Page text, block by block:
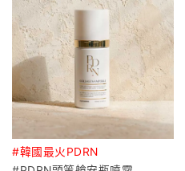
#韓國最火PDRN